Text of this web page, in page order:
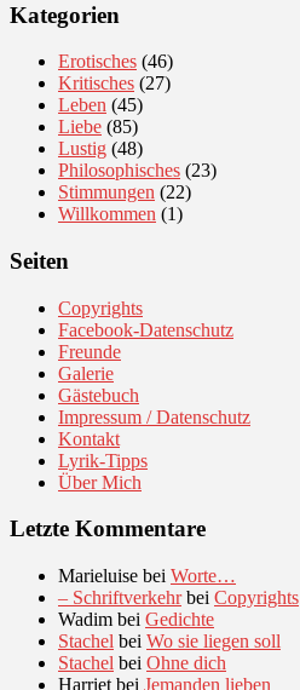
Kategorien
Erotisches (46)
Kritisches (27)
Leben (45)
Liebe (85)
Lustig (48)
Philosophisches (23)
Stimmungen (22)
Willkommen (1)
Seiten
Copyrights
Facebook-Datenschutz
Freunde
Galerie
Gästebuch
Impressum / Datenschutz
Kontakt
Lyrik-Tipps
Über Mich
Letzte Kommentare
Marieluise bei Worte…
– Schriftverkehrbei Copyrights
Wadim bei Gedichte
Stachel bei Wo sie liegen soll
Stachel bei Ohne dich
Harriet bei Jemanden lieben